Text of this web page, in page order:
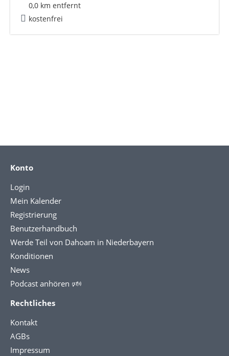
0,0 km entfernt
kostenfrei
Konto
Login
Mein Kalender
Registrierung
Benutzerhandbuch
Werde Teil von Dahoam in Niederbayern
Konditionen
News
Podcast anhören 🕬
Rechtliches
Kontakt
AGBs
Impressum